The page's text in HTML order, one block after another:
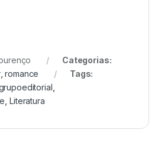
Categorias:
,romance
Tags:
,Literatura